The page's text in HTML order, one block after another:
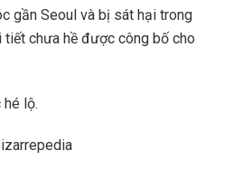
gần Seoul và bị sát hại trong
chưa hề được công bố cho
lộ.